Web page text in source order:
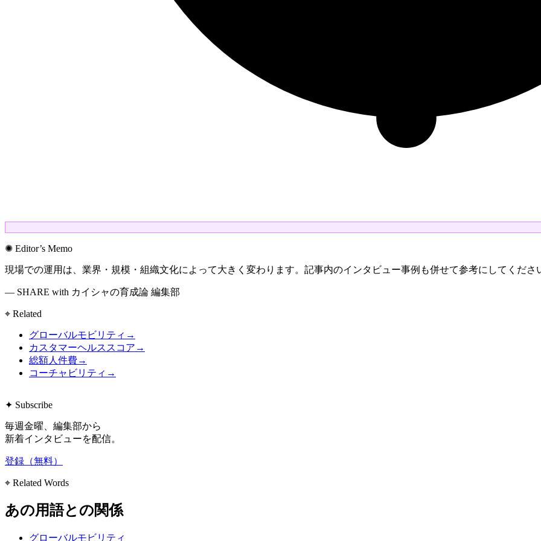
✺ Editor’s Memo
現場での運用は、業界・規模・組織文化によって大きく変わります。記事内のインタビュー事例も併せて参考にしてくださ
— SHARE with カイシャの育成論 編集部
⌖ Related
グローバルモビリティ →
カスタマーヘルススコア →
総額人件費→
コーチャビリティ →
✦ Subscribe
毎週金曜、編集部から
新着インタビューを配信。
登録（無料）
⌖ Related Words
あの用語との関係
グローバルモビリティ